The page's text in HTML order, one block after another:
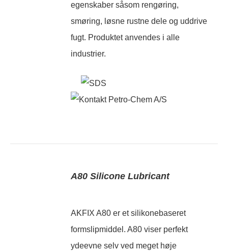
egenskaber såsom rengøring,
smøring, løsne rustne dele og uddrive
fugt. Produktet anvendes i alle
industrier.
A80 Silicone Lubricant
AKFIX A80 er et silikonebaseret
formslipmiddel. A80 viser perfekt
ydeevne selv ved meget høje